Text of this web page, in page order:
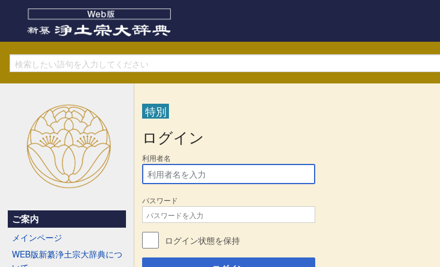
ご案内
メインページ
WEB版新纂浄土宗大辞典につ
特別
ログイン
利用者名
パスワード
ログイン状態を保持